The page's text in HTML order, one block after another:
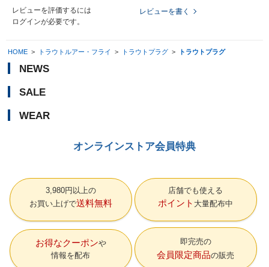
レビューを評価するには
ログインが必要です。
レビューを書く
HOME > トラウトルアー・フライ > トラウトプラグ > トラウトプラグ
NEWS
SALE
WEAR
オンラインストア会員特典
3,980円以上の
お買い上げで送料無料
店舗でも使える
ポイント 大量配布中
お得なクーポン
情報を配布
即完売の
会員限定商品の販売